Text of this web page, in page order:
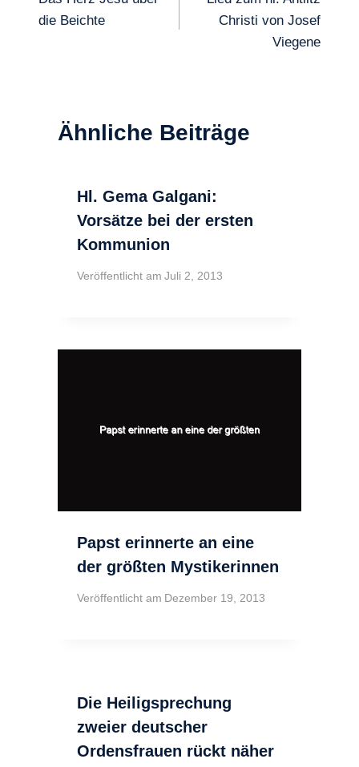
die Beichte
Christi von Josef
Viegene
Ähnliche Beiträge
Hl. Gema Galgani:
Vorsätze bei der ersten
Kommunion
Veröffentlicht am Juli 2, 2013
Papst erinnerte an eine
der größten Mystikerinnen
Veröffentlicht am Dezember 19, 2013
Die Heiligsprechung
zweier deutscher
Ordensfrauen rückt näher